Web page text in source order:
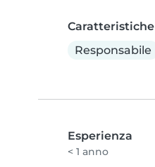
Caratteristiche
Responsabile
Esperienza
< 1 anno